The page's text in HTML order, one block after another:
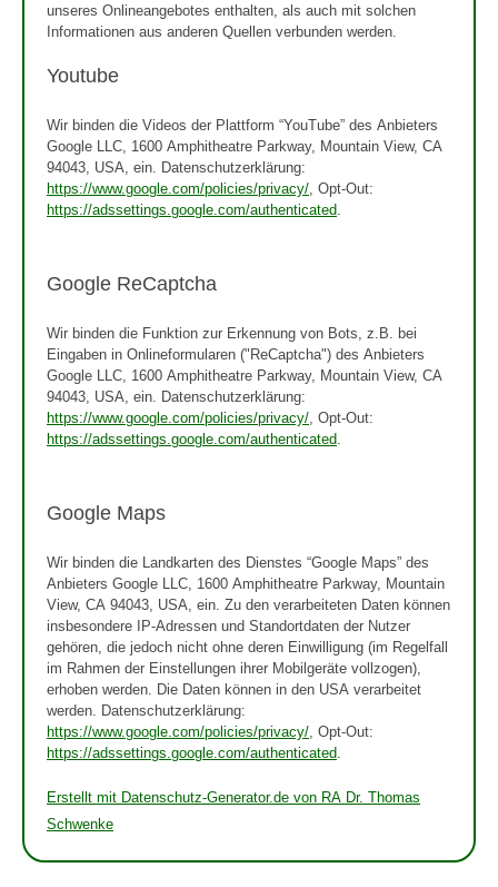
unseres Onlineangebotes enthalten, als auch mit solchen
Informationen aus anderen Quellen verbunden werden.
Youtube
Wir binden die Videos der Plattform “YouTube” des Anbieters
Google LLC, 1600 Amphitheatre Parkway, Mountain View, CA
94043, USA, ein. Datenschutzerklärung:
https://www.google.com/policies/privacy/, Opt-Out:
https://adssettings.google.com/authenticated.
Google ReCaptcha
Wir binden die Funktion zur Erkennung von Bots, z.B. bei
Eingaben in Onlineformularen ("ReCaptcha") des Anbieters
Google LLC, 1600 Amphitheatre Parkway, Mountain View, CA
94043, USA, ein. Datenschutzerklärung:
https://www.google.com/policies/privacy/, Opt-Out:
https://adssettings.google.com/authenticated.
Google Maps
Wir binden die Landkarten des Dienstes “Google Maps” des
Anbieters Google LLC, 1600 Amphitheatre Parkway, Mountain
View, CA 94043, USA, ein. Zu den verarbeiteten Daten können
insbesondere IP-Adressen und Standortdaten der Nutzer
gehören, die jedoch nicht ohne deren Einwilligung (im Regelfall
im Rahmen der Einstellungen ihrer Mobilgeräte vollzogen),
erhoben werden. Die Daten können in den USA verarbeitet
werden. Datenschutzerklärung:
https://www.google.com/policies/privacy/ , Opt-Out:
https://adssettings.google.com/authenticated
Erstellt mit Datenschutz-Generator.de von RA Dr. Thomas
Schwenke